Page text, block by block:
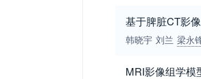
基于脾脏CT影
韩晓宇 刘兰 梁永
MRI影像组学模